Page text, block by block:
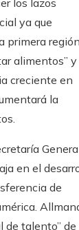
los lazos
ya que
primera región
alimentos” y
creciente en
la
en el
de
de talento” de